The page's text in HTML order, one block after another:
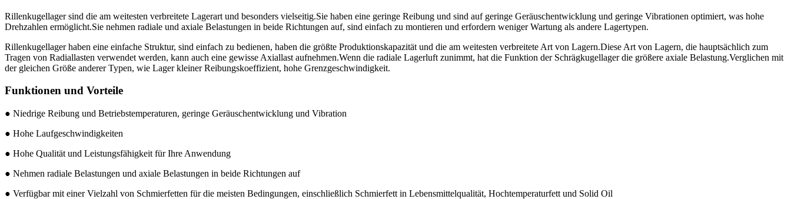
Rillenkugellager sind die am weitesten verbreitete Lagerart und besonders vielseitig.Sie haben eine geringe Reibung und sind auf geringe Geräuschentwicklung und geringe Vibrationen optimiert, was hohe
Drehzahlen ermöglicht.Sie nehmen radiale und axiale Belastungen in beide Richtungen auf, sind einfach zu montieren und erfordern weniger Wartung als andere Lagertypen.
Rillenkugellager haben eine einfache Struktur, sind einfach zu bedienen, haben die größte Produktionskapazität und die am weitesten verbreitete Art von Lagern.Diese Art von Lagern, die hauptsächlich zum
Tragen von Radiallasten verwendet werden, kann auch eine gewisse Axiallast aufnehmen.Wenn die radiale Lagerluft zunimmt, hat die Funktion der Schrägkugellager die größere axiale Belastung.Verglichen mit
der gleichen Größe anderer Typen, wie Lager kleiner Reibungskoeffizient, hohe Grenzgeschwindigkeit.
Funktionen und Vorteile
● Niedrige Reibung und Betriebstemperaturen, geringe Geräuschentwicklung und Vibration
● Hohe Laufgeschwindigkeiten
● Hohe Qualität und Leistungsfähigkeit für Ihre Anwendung
● Nehmen radiale Belastungen und axiale Belastungen in beide Richtungen auf
● Verfügbar mit einer Vielzahl von Schmierfetten für die meisten Bedingungen, einschließlich Schmierfett in Lebensmittelqualität, Hochtemperaturfett und Solid Oil